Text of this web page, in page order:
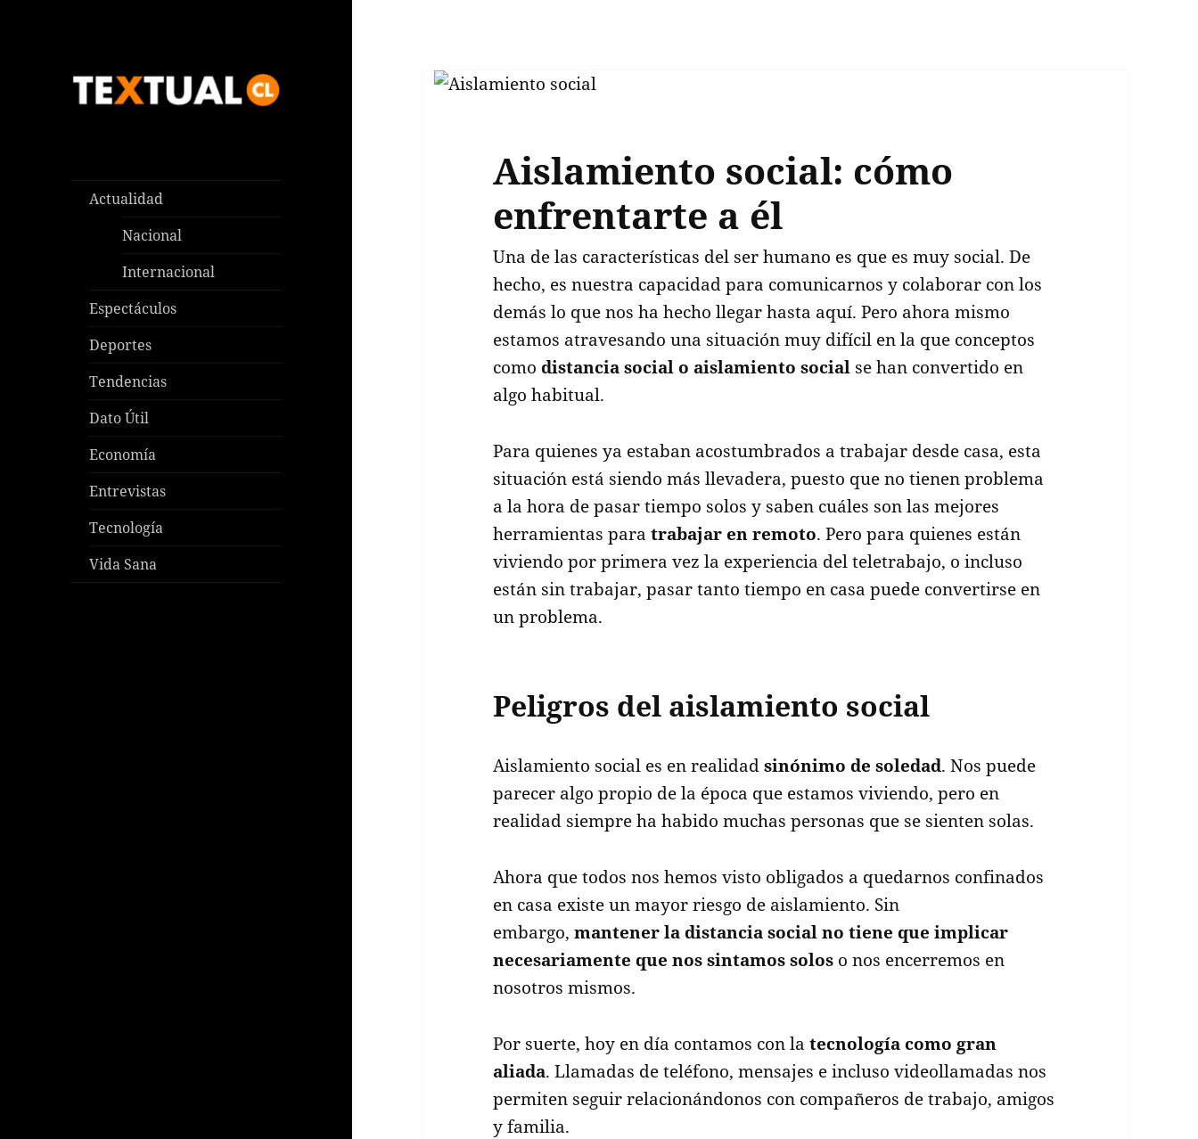
Actualidad
Nacional
Internacional
Espectáculos
Deportes
Tendencias
Dato Útil
Economía
Entrevistas
Tecnología
Vida Sana
Aislamiento social: cómo
enfrentarte a él
Una de las características del ser humano es que es muy social. De
hecho, es nuestra capacidad para comunicarnos y colaborar con los
demás lo que nos ha hecho llegar hasta aquí. Pero ahora mismo
estamos atravesando una situación muy difícil en la que conceptos
comodistancia social o aislamiento social se han convertido en
algo habitual.
Para quienes ya estaban acostumbrados a trabajar desde casa, esta
situación está siendo más llevadera, puesto que no tienen problema
a la hora de pasar tiempo solos y saben cuáles son las mejores
herramientas paratrabajar en remoto. Pero para quienes están
viviendo por primera vez la experiencia del teletrabajo, o incluso
están sin trabajar, pasar tanto tiempo en casa puede convertirse en
un problema.
Peligros del aislamiento social
Aislamiento social es en realidadsinónimo de soledad. Nos puede
parecer algo propio de la época que estamos viviendo, pero en
realidad siempre ha habido muchas personas que se sienten solas.
Ahora que todos nos hemos visto obligados a quedarnos confinados
en casa existe un mayor riesgo de aislamiento. Sin
embargo,mantener la distancia social no tiene que implicar
necesariamente que nos sintamos solos o nos encerremos en
nosotros mismos.
Por suerte, hoy en día contamos con latecnología como gran
aliada. Llamadas de teléfono, mensajes e incluso videollamadas nos
permiten seguir relacionándonos con compañeros de trabajo, amigos
y familia.